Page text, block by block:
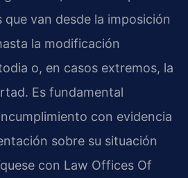
van desde la imposición
la modificación
o, en casos extremos, la
Es fundamental
con evidencia
sobre su situación
con Law Offices Of